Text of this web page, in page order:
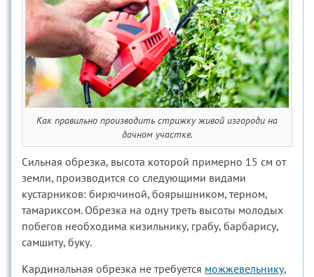
Как правильно производить стрижку живой изгороди на
дачном участке.
Сильная обрезка, высота которой примерно 15 см от
земли, производится со следующими видами
кустарников: бирючиной, боярышником, терном,
тамариксом. Обрезка на одну треть высоты молодых
побегов необходима кизильнику, грабу, барбарису,
самшиту, буку.
Кардинальная обрезка не требуется можжевельнику,